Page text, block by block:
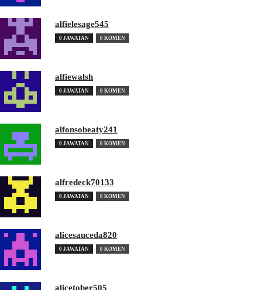
alfielesage545
0 JAWATAN 0 KOMEN
alfiewalsh
0 JAWATAN 0 KOMEN
alfonsobeaty241
0 JAWATAN 0 KOMEN
alfredeck70133
0 JAWATAN 0 KOMEN
alicesauceda820
0 JAWATAN 0 KOMEN
alicetober505